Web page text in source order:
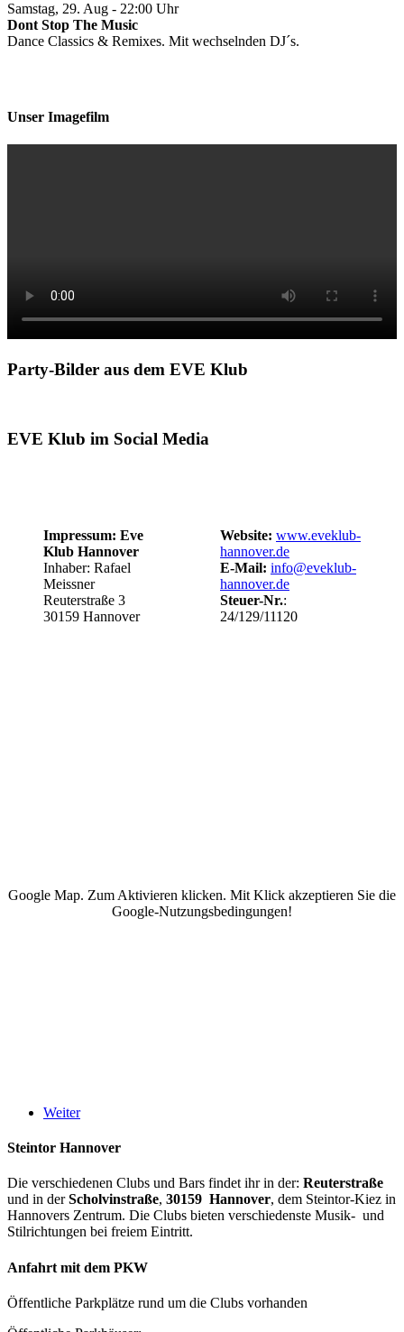
Samstag, 29. Aug - 22:00 Uhr
Dont Stop The Music
Dance Classics & Remixes. Mit wechselnden DJ´s.
Unser Imagefilm
Party-Bilder aus dem EVE Klub
EVE Klub im Social Media
Impressum: Eve
Klub Hannover
Inhaber: Rafael
Meissner
Reuterstraße 3
30159 Hannover
Website: www.eveklub-
hannover.de
E-Mail: info@eveklub-
hannover.de
Steuer-Nr.:
24/129/11120
Google Map. Zum Aktivieren klicken. Mit Klick akzeptieren Sie die
Google-Nutzungsbedingungen!
Weiter
Steintor Hannover
Die verschiedenen Clubs und Bars findet ihr in der: Reuterstraße
und in derScholvinstraße, 30159 Hannover, dem Steintor-Kiez in
Hannovers Zentrum. Die Clubs bieten verschiedenste Musik- und
Stilrichtungen bei freiem Eintritt.
Anfahrt mit dem PKW
Öffentliche Parkplätze rund um die Clubs vorhanden